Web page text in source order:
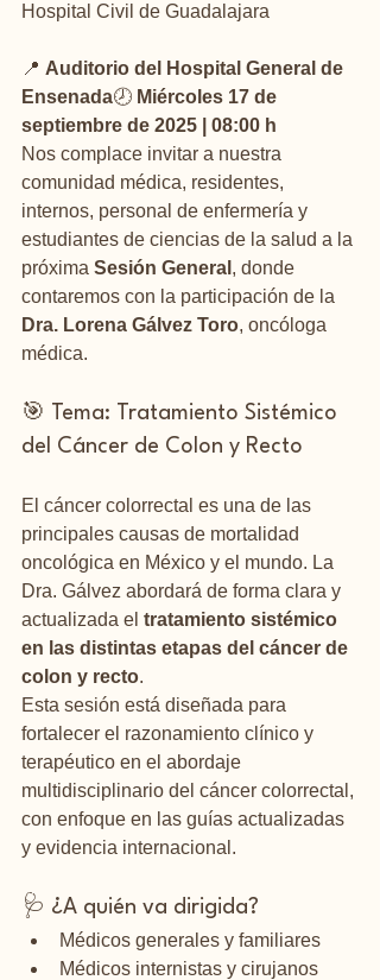
Hospital Civil de Guadalajara
📍 Auditorio del Hospital General de
Ensenada🕗 Miércoles 17 de
septiembre de 2025 | 08:00 h
Nos complace invitar a nuestra
comunidad médica, residentes,
internos, personal de enfermería y
estudiantes de ciencias de la salud a la
próxima Sesión General , donde
contaremos con la participación de la
Dra. Lorena Gálvez Toro, oncóloga
médica.
🎯 Tema: Tratamiento Sistémico
del Cáncer de Colon y Recto
El cáncer colorrectal es una de las
principales causas de mortalidad
oncológica en México y el mundo. La
Dra. Gálvez abordará de forma clara y
actualizada el tratamiento sistémico
en las distintas etapas del cáncer de
colon y recto.
Esta sesión está diseñada para
fortalecer el razonamiento clínico y
terapéutico en el abordaje
multidisciplinario del cáncer colorrectal,
con enfoque en las guías actualizadas
y evidencia internacional.
🩺 ¿A quién va dirigida?
Médicos generales y familiares
Médicos internistas y cirujanos